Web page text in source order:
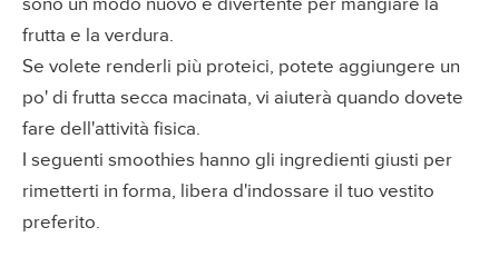
frutta e la verdura.
Se volete renderli più proteici, potete aggiungere un
po' di frutta secca macinata, vi aiuterà quando dovete
fare dell'attività fisica.
I seguenti smoothies hanno gli ingredienti giusti per
rimetterti in forma, libera d'indossare il tuo vestito
preferito.